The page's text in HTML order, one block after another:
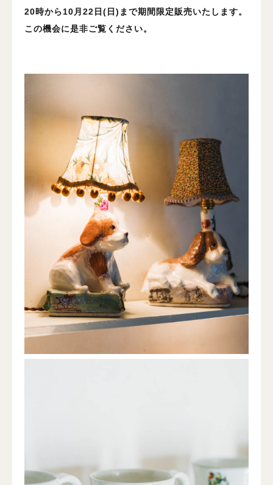
20時から10月22日(日)まで期間限定販売いたします。
この機会に是非ご覧ください。